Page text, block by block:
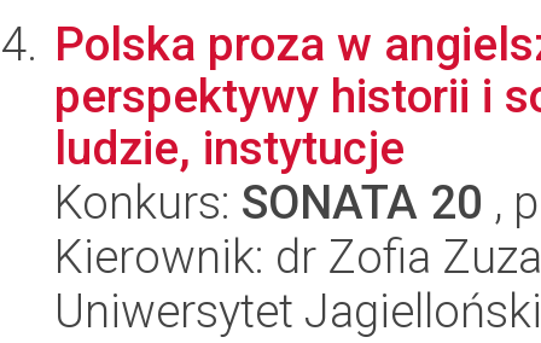
Polska proza w
perspektywy historii i
ludzie, instytucje
Konkurs: SONATA 20 ,
Kierownik: dr Zofia
Uniwersytet Jagielloński